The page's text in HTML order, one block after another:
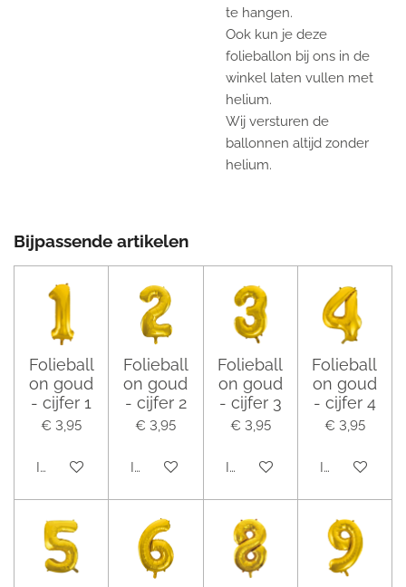
te hangen.
Ook kun je deze
folieballon bij ons in de
winkel laten vullen met
helium.
Wij versturen de
ballonnen altijd zonder
helium.
Bijpassende artikelen
Folieball
on goud
- cijfer 1
€ 3,95
In winkelwagen
Folieball
on goud
- cijfer 2
€ 3,95
In winkelwagen
Folieball
on goud
- cijfer 3
€ 3,95
In winkelwagen
Folieball
on goud
- cijfer 4
€ 3,95
In